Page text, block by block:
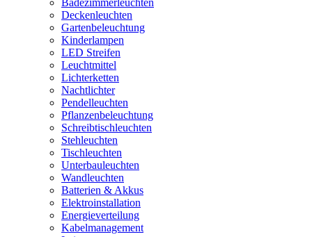
Badezimmerleuchten
Deckenleuchten
Gartenbeleuchtung
Kinderlampen
LED Streifen
Leuchtmittel
Lichterketten
Nachtlichter
Pendelleuchten
Pflanzenbeleuchtung
Schreibtischleuchten
Stehleuchten
Tischleuchten
Unterbauleuchten
Wandleuchten
Batterien & Akkus
Elektroinstallation
Energieverteilung
Kabelmanagement